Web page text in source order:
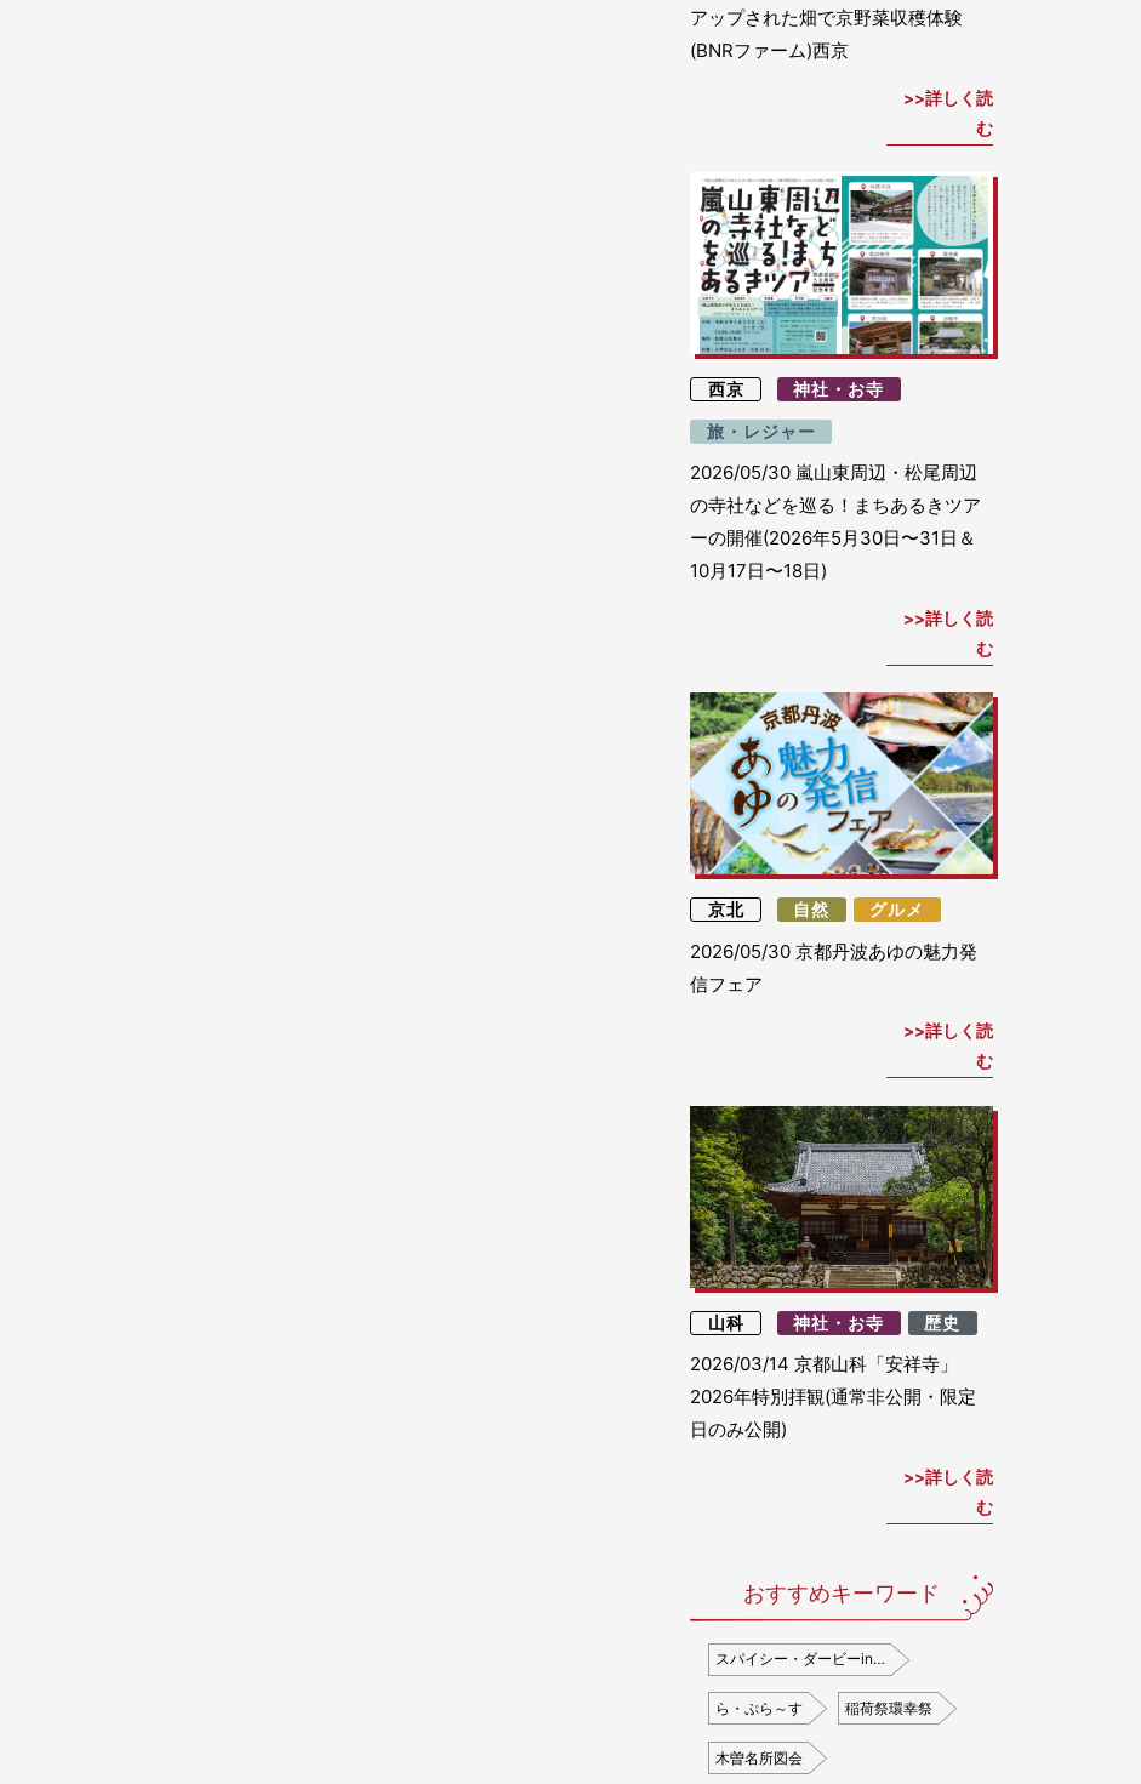
アップされた畑で京野菜収穫体験
(BNRファーム)西京
詳しく読
む
西京 神社・お寺
旅・レジャー
2026/05/30 嵐山東周辺・松尾周辺
の寺社などを巡る！まちあるきツア
ーの開催(2026年5月30日〜31日＆
10月17日〜18日)
詳しく読
む
京北 自然 グルメ
2026/05/30 京都丹波あゆの魅力発
信フェア
詳しく読
む
山科 神社・お寺 歴史
2026/03/14 京都山科「安祥寺」
2026年特別拝観(通常非公開・限定
日のみ公開)
詳しく読
む
おすすめキーワード
スパイシー・ダービーin…
ら・ぷら～す 稲荷祭環幸祭
木曽名所図会